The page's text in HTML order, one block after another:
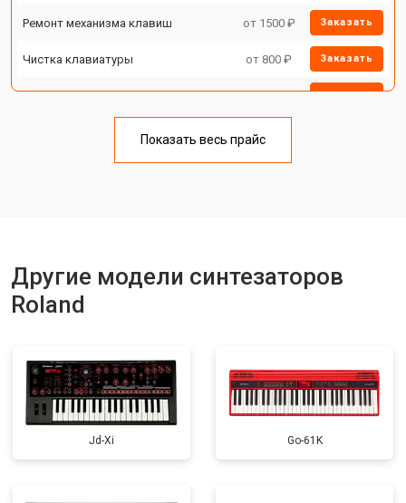
Ремонт механизма клавиш от 1500 ₽ Заказать
Чистка клавиатуры от 800 ₽ Заказать
Ремонт клавиш от 1500 ₽ Заказать
Замена клавиш и уплотнителей от 1000 ₽
Чистка и профилактика
Замена экрана от 1500 ₽ Заказать
Замена стоковых потенциометров
Показать весь прайс
Другие модели синтезаторов
Roland
Jd-Xi Go-61K